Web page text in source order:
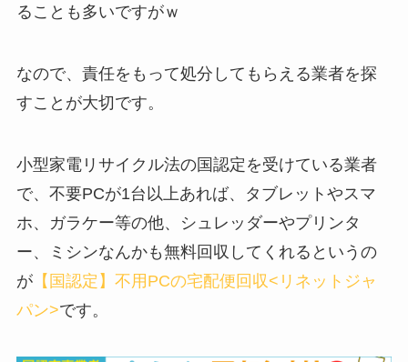
ることも多いですがｗ
なので、責任をもって処分してもらえる業者を探
すことが大切です。
小型家電リサイクル法の国認定を受けている業者
で、不要PCが1台以上あれば、タブレットやスマ
ホ、ガラケー等の他、シュレッダーやプリンタ
ー、ミシンなんかも無料回収してくれるというの
が【国認定】不用PCの宅配便回収<リネットジャ
パン>です。